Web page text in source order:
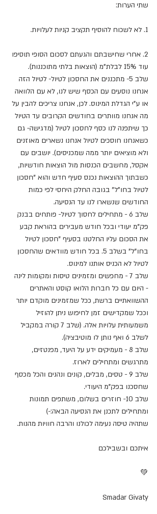
שתי הערות:
1. לא לשכוח להוסיף תקציב קניות לעלויות.
2. אחרי שחישבתם והגעתם לסכום הסופי תוסיפו
עוד 15% לבלת"מ (הוצאות בלתי מתוכננות).
שלב 5- מתכננים את החסכון לטיול- לטיול הזה
אנחנו נוסעים עם הכסף שיש לנו, לא עם הלוואה
או ע"י הגדלת המינוס. לכן, אנחנו צריכים להבין על
מה אנחנו מוותרים בחודשים הקרובים עד הטיול
כך שיתפנה לנו כסף לחסכון לטיול (מדגישה- גם
כשאנחנו חוסכים לטיול אנחנו נשארים מאוזנים
ולא מוציאים יותר ממה שמכניסים). יושבים עם
אקסל, מחשבים הכנסות מול הוצאות חודשיות,
כשבתוך ההוצאות נכנס סעיף חדש והוא "חסכון
לטיול בחו"ל" בגובה החלק היחסי לפי כמות
החודשים שנשארו לנו עד הנסיעה.
שלב 6 - מתחילים לחסוך לטיול- פותחים בבנק
פק"מ יעודי ובכל חודש מעבירים בהוראת קבע
את הסכום עליו החלטנו בסעיף "חסכון לטיול
בחו"ל" בשלב 5. בכל חודש מוודאים שהחסכון
לטיול לא הכניס אותנו למינוס.
שלב 7 - מחפשים ומזמינים טיסות ומקומות לינה
- היום עם כל חברות הלואו קוסט והאתרים
ההשוואתיים ברשת, ככל שמזמינים מוקדם יותר
וככל שמקדישים זמן לחיפוש ניתן להוזיל
משמעותית עלויות אלה. (שלב 7 קורה במקביל
לשלב 6 ואף נותן לו מוטיבציה).
שלב 8 - מעמיקים ידע על היעד, מפנטזים,
מתרגשים ומתחילים לארוז.
שלב 9 - טסים, מבלים, קונים ונהנים והכל מכסף
שחסכנו בפק"מ היעודי.
שלב 10- חוזרים בשלום, משתפים תמונות
ומתחילים לתכנן את הנסיעה הבאה:-)
שתהיה טיסה נעימה לכולנו והרבה חוויות מהנות.
איתכם ובשבילכם
💚
Smadar Givaty